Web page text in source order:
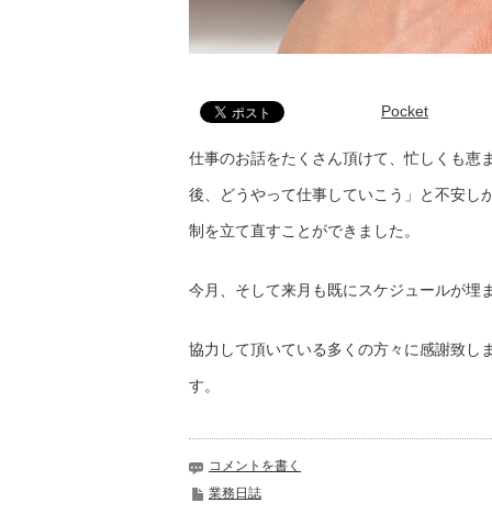
Pocket
仕事のお話をたくさん頂けて、忙しくも恵
後、どうやって仕事していこう」と不安し
制を立て直すことができました。
今月、そして来月も既にスケジュールが埋
協力して頂いている多くの方々に感謝致し
す。
コメントを書く
業務日誌